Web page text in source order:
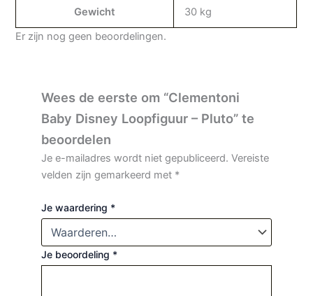
Gewicht
30 kg
Er zijn nog geen beoordelingen.
Wees de eerste om “Clementoni
Baby Disney Loopfiguur – Pluto” te
beoordelen
Je e-mailadres wordt niet gepubliceerd. Vereiste
velden zijn gemarkeerd met *
Je waardering *
Je beoordeling *